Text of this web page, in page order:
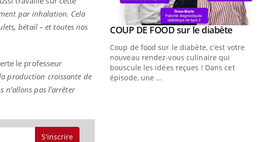
par inhalation. Cela
bétail – et toutes nos
le professeur
production croissante de
pas l’arrêter
S'inscrire
numérique » pour
lié à un groupe
en matière de bilan de
d'un « jumeau
permet ...
Youtube
COUP DE FOOD sur le diabèteYoutube
Coup de food sur le diabète, c'est votre
nouveau rendez-vous culinaire qui
bouscule les idées reçues ! Dans cet
épisode, une ...